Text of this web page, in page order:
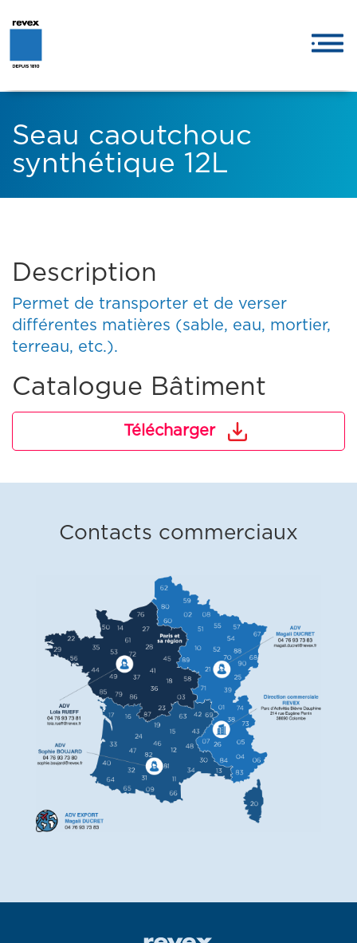
Seau caoutchouc
synthétique 12L
Description
Permet de transporter et de verser
différentes matières (sable, eau, mortier,
terreau, etc.).
Catalogue Bâtiment
Télécharger
Contacts commerciaux